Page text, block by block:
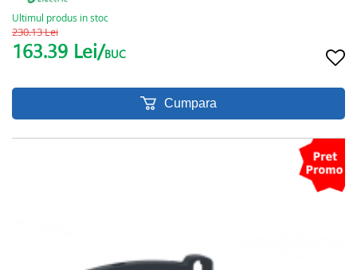
Ultimul produs in stoc
230.13 Lei
163.39 Lei/BUC
Cumpara